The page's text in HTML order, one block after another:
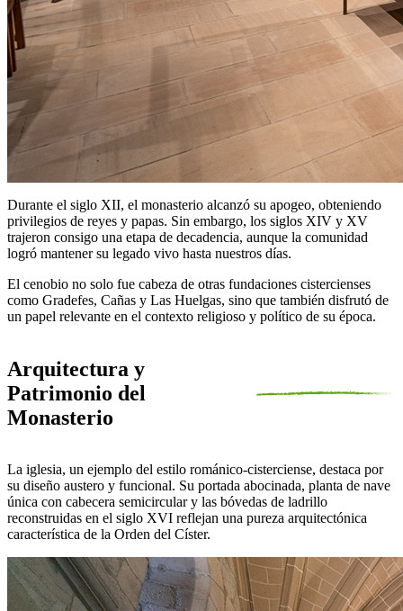
Durante el siglo XII, el monasterio alcanzó su apogeo, obteniendo
privilegios de reyes y papas. Sin embargo, los siglos XIV y XV
trajeron consigo una etapa de decadencia, aunque la comunidad
logró mantener su legado vivo hasta nuestros días.
El cenobio no solo fue cabeza de otras fundaciones cistercienses
como Gradefes, Cañas y Las Huelgas, sino que también disfrutó de
un papel relevante en el contexto religioso y político de su época.
Arquitectura y
Patrimonio del
Monasterio
La iglesia, un ejemplo del estilo románico-cisterciense, destaca por
su diseño austero y funcional. Su portada abocinada, planta de nave
única con cabecera semicircular y las bóvedas de ladrillo
reconstruidas en el siglo XVI reflejan una pureza arquitectónica
característica de la Orden del Císter.